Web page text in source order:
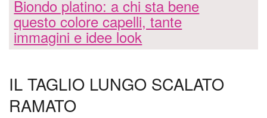
Biondo platino: a chi sta bene
questo colore capelli, tante
immagini e idee look
IL TAGLIO LUNGO SCALATO
RAMATO